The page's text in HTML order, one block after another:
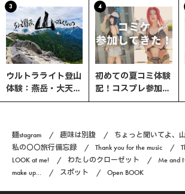
3
ウルトラライト登山
体験：燕岳・大天井
岳・常念岳を縦走す
4
初めての夏コミ体験
記！コスプレ参加の
流れと熱中症対策ま
麺stagram 趣味は別腹
ちょっと聞いてよ、
私の〇〇旅行備忘録
Thank you for the music
LOOK at me!
わたしのクローゼット
Me and
make up...
スポット Open BOOK